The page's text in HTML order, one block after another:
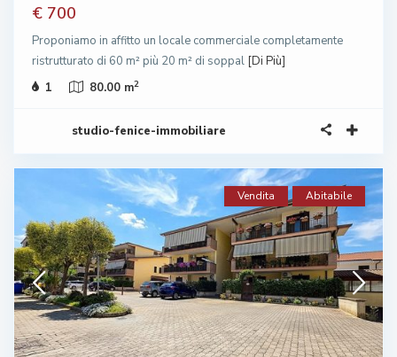
€ 700
Proponiamo in affitto un locale commerciale completamente
ristrutturato di 60 m² più 20 m² di soppal [Di Più]
1
80.00 m2
studio-fenice-immobiliare
Vendita Abitabile